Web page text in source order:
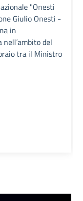
"Onesti
Giulio Onesti -
in
del
tra il Ministro